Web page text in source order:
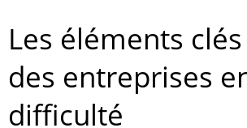
Les éléments
des entreprises
difficulté